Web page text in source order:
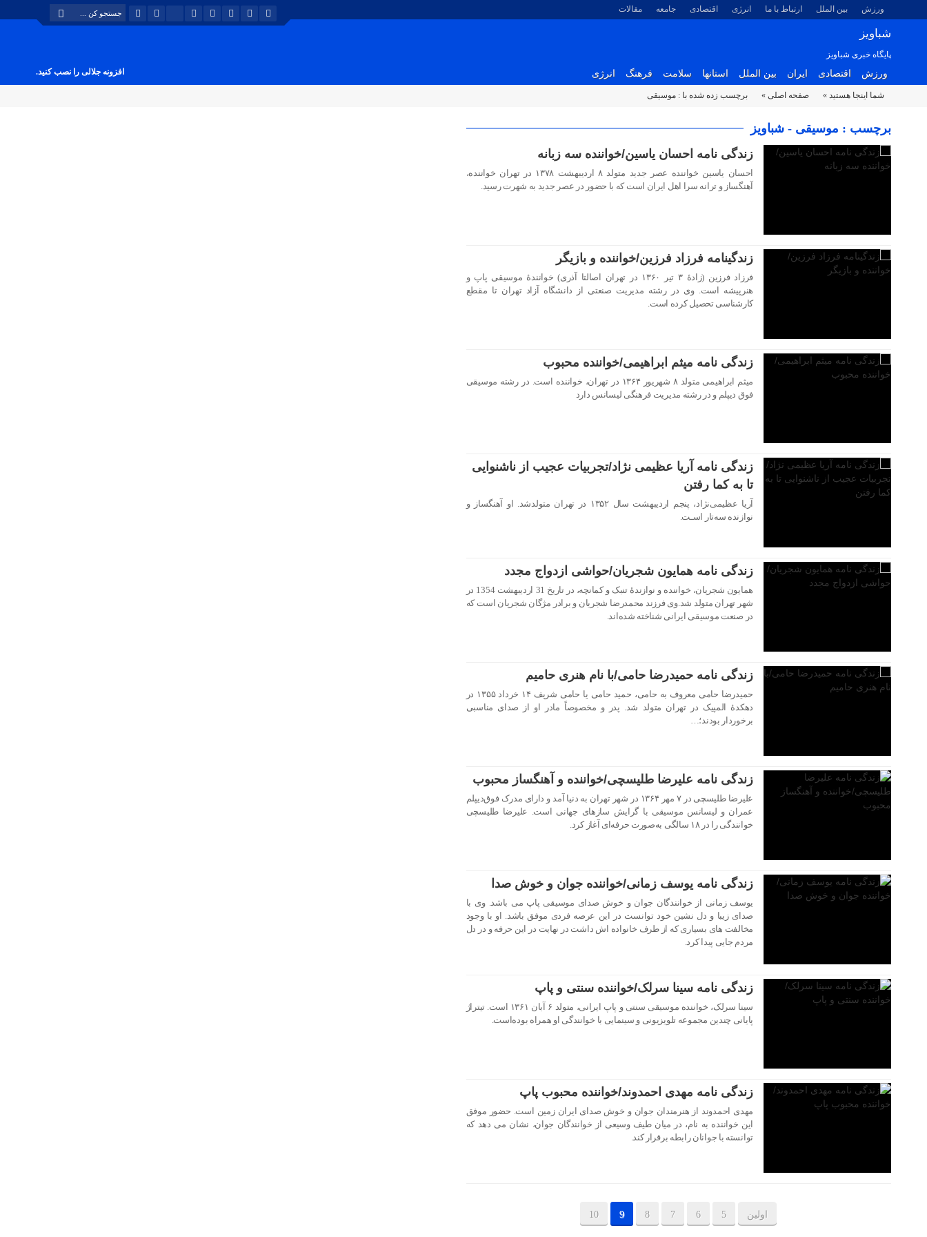
ورزش بین الملل ارتباط با ما انرژی اقتصادی جامعه مقالات
شباویز
پایگاه خبری شباویز
ورزش اقتصادی ایران بین الملل استانها سلامت فرهنگ انرژی افزونه جلالی را نصب کنید.
شما اینجا هستید » صفحه اصلی » برچسب زده شده با : موسیقی
برچسب : موسیقی - شباویز
۰۹ بهمن ۱۴۰۲
زندگی نامه احسان یاسین/خواننده سه زبانه
احسان یاسین خواننده عصر جدید متولد ۸ اردیبهشت ۱۳۷۸ در تهران خواننده،
آهنگساز و ترانه سرا اهل ایران است که با حضور در عصر جدید به شهرت رسید.
زندگینامه فرزاد فرزین/خواننده و بازیگر
فرزاد فرزین (زادهٔ ۳ تیر ۱۳۶۰ در تهران اصالتا آذری) خوانندهٔ موسیقی پاپ و
هنرپیشه است. وی در رشته مدیریت صنعتی از دانشگاه آزاد تهران تا مقطع
کارشناسی تحصیل کرده است.
زندگی نامه میثم ابراهیمی/خواننده محبوب
میثم ابراهیمی متولد ۸ شهریور ۱۳۶۴ در تهران، خواننده است. در رشته موسیقی
فوق دیپلم و در رشته مدیریت فرهنگی لیسانس دارد
زندگی نامه آریا عظیمی نژاد/تجربیات عجیب از ناشنوایی
تا به کما رفتن
آریا عظیمی‌نژاد، پنجم اردیبهشت سال ۱۳۵۲ در تهران متولدشد. او آهنگساز و
نوازنده سه‌تار اسـت.
زندگی نامه همایون شجریان/حواشی ازدواج مجدد
همایون شجریان، خواننده و نوازندهٔ تنبک و کمانچه، در تاریخ 31 اردیبهشت 1354 در
شهر تهران متولد شد.وی فرزند محمدرضا شجریان و برادر مژگان شجریان است که
در صنعت موسیقی ایرانی شناخته شده‌اند.
زندگی نامه حمیدرضا حامی/با نام هنری حامیم
حمیدرضا حامی معروف به حامی، حمید حامی یا حامی شریف ۱۴ خرداد ۱۳۵۵ در
دهکدهٔ المپیک در تهران متولد شد. پدر و مخصوصاً مادر او از صدای مناسبی
برخوردار بودند؛…
زندگی نامه علیرضا طلیسچی/خواننده و آهنگساز محبوب
علیرضا طلیسچی در ۷ مهر ۱۳۶۴ در شهر تهران به دنیا آمد و دارای مدرک فوق‌دیپلم
عمران و لیسانس موسیقی با گرایش ساز‌های جهانی است. علیرضا طلیسچی
خوانندگی را در ۱۸ سالگی به‌صورت حرفه‌ای آغاز کرد.
زندگی نامه یوسف زمانی/خواننده جوان و خوش صدا
یوسف زمانی از خوانندگان جوان و خوش صدای موسیقی پاپ می باشد. وی با
صدای زیبا و دل نشین خود توانست در این عرصه فردی موفق باشد. او با وجود
مخالفت های بسیاری که از طرف خانواده اش داشت در نهایت در این حرفه و در دل
مردم جایی پیدا کرد.
زندگی نامه سینا سرلک/خواننده سنتی و پاپ
سینا سرلک، خواننده موسیقی سنتی و پاپ ایرانی، متولد ۶ آبان ۱۳۶۱ است. تیتراژ
پایانی چندین مجموعه تلویزیونی و سینمایی با خوانندگی او همراه بوده‌است.
زندگی نامه مهدی احمدوند/خواننده محبوب پاپ
مهدی احمدوند از هنرمندان جوان و خوش صدای ایران زمین است. حضور موفق
این خواننده به نام، در میان طیف وسیعی از خوانندگان جوان، نشان می دهد که
توانسته با جوانان رابطه برقرار کند.
اولین 5
6
7
8
9
10